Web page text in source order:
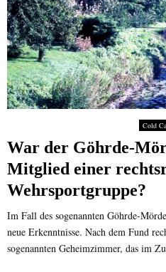
Cold
War der Göhrde-
Mitglied einer
Wehrsportgruppe?
Im Fall des sogenannten Göhrde-
neue Erkenntnisse. Nach dem Fund
sogenannten Geheimzimmer, das im